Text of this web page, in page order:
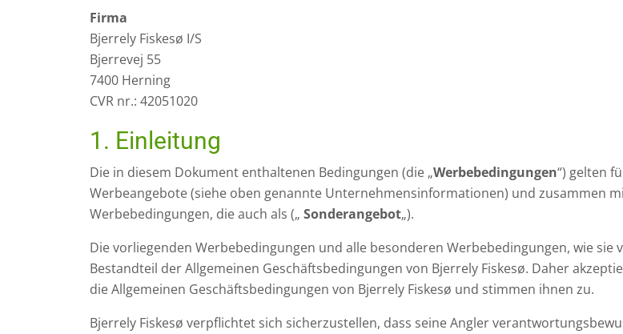
Firma
Bjerrely Fiskesø I/S
Bjerrevej 55
7400 Herning
CVR nr.: 42051020
1. Einleitung
Die in diesem Dokument enthaltenen Bedingungen (die „Werbebedingungen“) gelten
Werbeangebote (siehe oben genannte Unternehmensinformationen) und zusammen
Werbebedingungen, die auch als („ Sonderangebot„).
Die vorliegenden Werbebedingungen und alle besonderen Werbebedingungen, wie
Bestandteil der Allgemeinen Geschäftsbedingungen von Bjerrely Fiskesø. Daher
die Allgemeinen Geschäftsbedingungen von Bjerrely Fiskesø und stimmen ihnen zu.
Bjerrely Fiskesø verpflichtet sich sicherzustellen, dass seine Angler